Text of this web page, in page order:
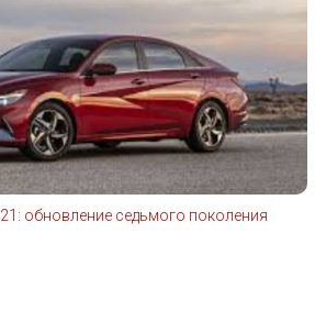
обновление седьмого поколения